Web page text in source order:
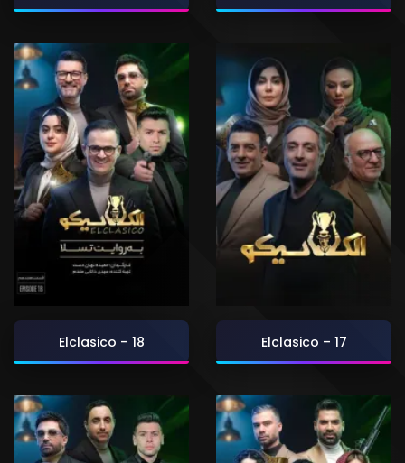
Elclasico – 18 Elclasico – 17